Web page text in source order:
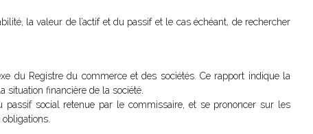
la valeur de l’actif et du passif et le cas échéant, de rechercher
du Registre du commerce et des sociétés. Ce rapport indique la
situation financière de la société.
passif social retenue par le commissaire, et se prononcer sur les